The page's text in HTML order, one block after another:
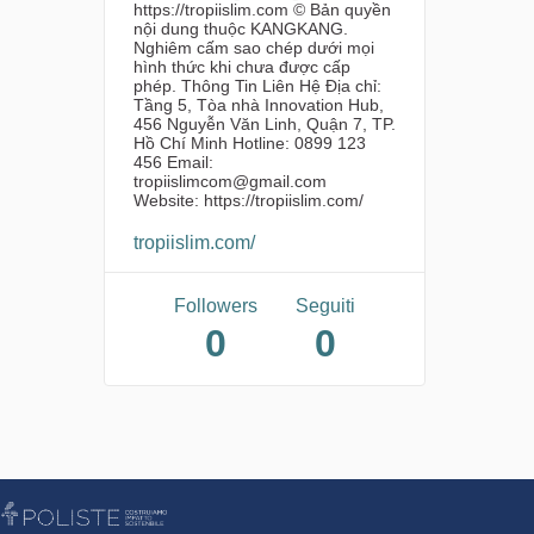
https://tropiislim.com © Bản quyền
nội dung thuộc KANGKANG.
Nghiêm cấm sao chép dưới mọi
hình thức khi chưa được cấp
phép. Thông Tin Liên Hệ Địa chỉ:
Tầng 5, Tòa nhà Innovation Hub,
456 Nguyễn Văn Linh, Quận 7, TP.
Hồ Chí Minh Hotline: 0899 123
456 Email:
tropiislimcom@gmail.com
Website: https://tropiislim.com/
tropiislim.com/
Followers
0
Seguiti
0